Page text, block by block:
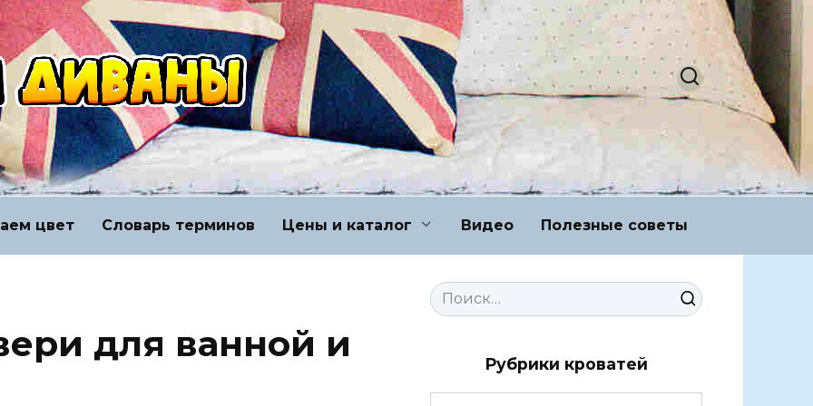
цвет Словарь терминов Цены и каталог Видео Полезные советы
для ванной и
Search
for:
Рубрики кроватей